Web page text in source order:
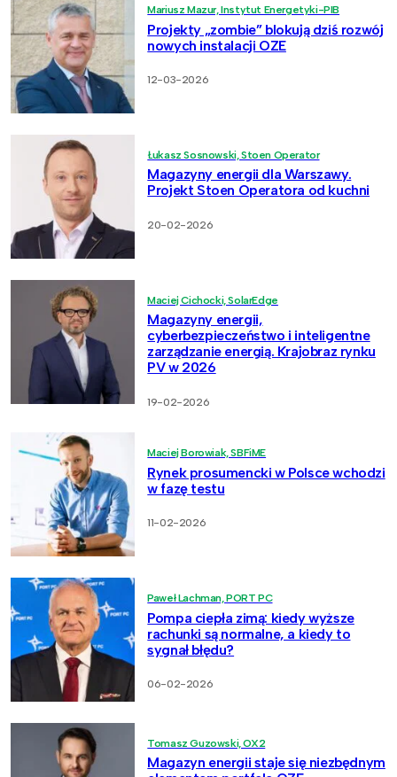
Mariusz Mazur, Instytut Energetyki-PIB
Projekty „zombie” blokują dziś rozwój
nowych instalacji OZE
12-03-2026
Łukasz Sosnowski, Stoen Operator
Magazyny energii dla Warszawy.
Projekt Stoen Operatora od kuchni
20-02-2026
Maciej Cichocki, SolarEdge
Magazyny energii,
cyberbezpieczeństwo i inteligentne
zarządzanie energią. Krajobraz rynku
PV w 2026
19-02-2026
Maciej Borowiak, SBFiME
Rynek prosumencki w Polsce wchodzi
w fazę testu
11-02-2026
Paweł Lachman, PORT PC
Pompa ciepła zimą: kiedy wyższe
rachunki są normalne, a kiedy to
sygnał błędu?
06-02-2026
Tomasz Guzowski, OX2
Magazyn energii staje się niezbędnym